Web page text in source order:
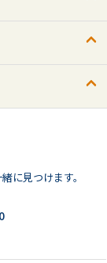
に見つけます。